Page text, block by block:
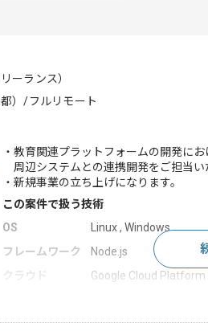
ーランス）
）/フルリモート
・教育関連プラットフォームの開発に
周辺システムとの連携開発をご担当い
・新規事業の立ち上げになります。
この案件で扱う技術
OS
Linux , Windows
フレームワーク
Node.js
クラウド
Google Cloud Platform
開発ツール
GitHub , JIRA